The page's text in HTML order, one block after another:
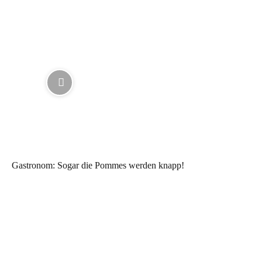
Gastronom: Sogar die Pommes werden knapp!